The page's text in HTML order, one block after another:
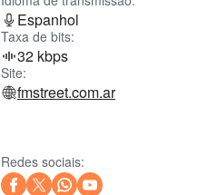
Espanhol
Taxa de bits:
32 kbps
Site:
fmstreet.com.ar
Redes sociais: